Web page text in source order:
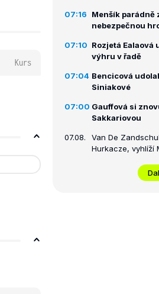
Kurs
07:16
Menšík parádně
nebezpečnou
07:10 Rozjetá Ealaová
výhru v řadě
07:04 Bencicová
Siniakové
07:00 Gauffová si
Sakkariovou
07.08.
Van De
Hurkacze, vyhlíží